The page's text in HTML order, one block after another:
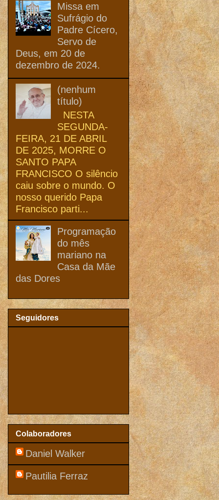
Missa em
Sufrágio do
Padre Cícero,
Servo de
Deus, em 20 de
dezembro de 2024.
(nenhum
título)
NESTA
SEGUNDA-
FEIRA, 21 DE ABRIL
DE 2025, MORRE O
SANTO PAPA
FRANCISCO O silêncio
caiu sobre o mundo. O
nosso querido Papa
Francisco parti...
Programação
do mês
mariano na
Casa da Mãe
das Dores
Seguidores
Colaboradores
Daniel Walker
Pautilia Ferraz